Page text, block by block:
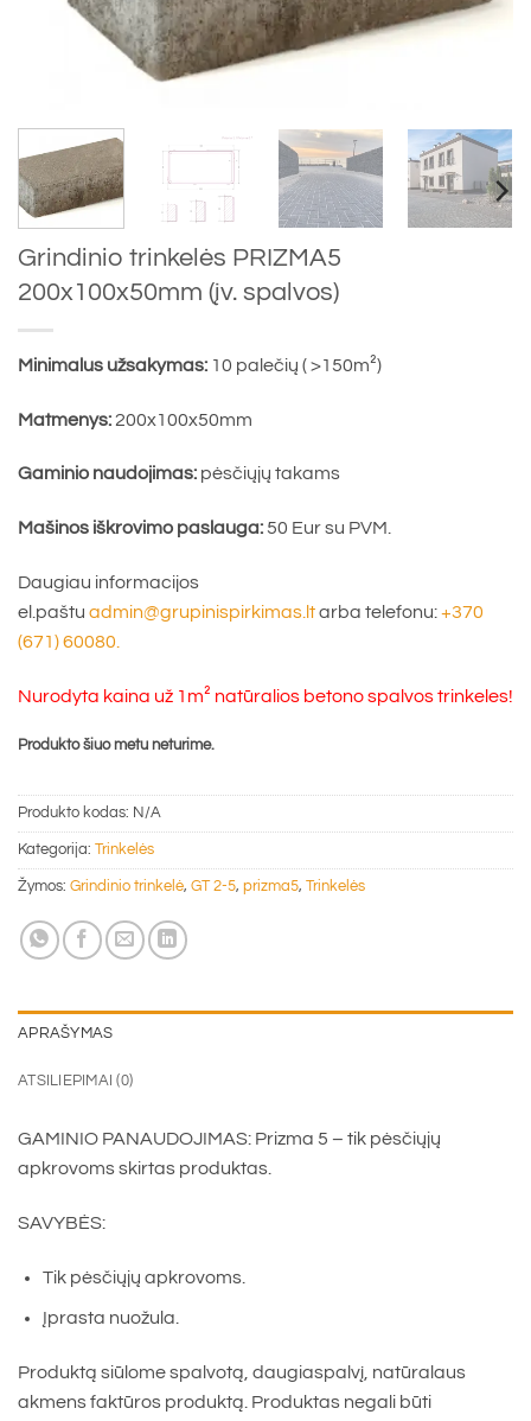
Grindinio trinkelės PRIZMA5
200x100x50mm (įv. spalvos)
Minimalus užsakymas: 10 palečių ( >150m²)
Matmenys:200x100x50mm
Gaminio naudojimas: pėsčiųjų takams
Mašinos iškrovimo paslauga:50 Eur su PVM.
Daugiau informacijos
el.paštu admin@grupinispirkimas.ltarba telefonu:+370
(671) 60080.
Nurodyta kaina už 1m² natūralios betono spalvos trinkeles!
Produkto šiuo metu neturime.
Produkto kodas: N/A
Kategorija: Trinkelės
Žymos: Grindinio trinkelė, GT 2-5, prizma5, Trinkelės
APRAŠYMAS
ATSILIEPIMAI (0)
GAMINIO PANAUDOJIMAS: Prizma 5 – tik pėsčiųjų
apkrovoms skirtas produktas.
SAVYBĖS:
Tik pėsčiųjų apkrovoms.
Įprasta nuožula.
Produktą siūlome spalvotą, daugiaspalvį, natūralaus
akmens faktūros produktą. Produktas negali būti